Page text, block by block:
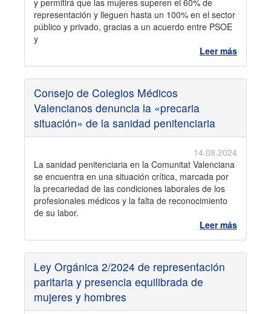
y permitirá que las mujeres superen el 60% de
representación y lleguen hasta un 100% en el sector
público y privado, gracias a un acuerdo entre PSOE
y
Leer más
Consejo de Colegios Médicos
Valencianos denuncia la «precaria
situación» de la sanidad penitenciaria
14.08.2024
La sanidad penitenciaria en la Comunitat Valenciana
se encuentra en una situación crítica, marcada por
la precariedad de las condiciones laborales de los
profesionales médicos y la falta de reconocimiento
de su labor.
Leer más
Ley Orgánica 2/2024 de representación
paritaria y presencia equilibrada de
mujeres y hombres